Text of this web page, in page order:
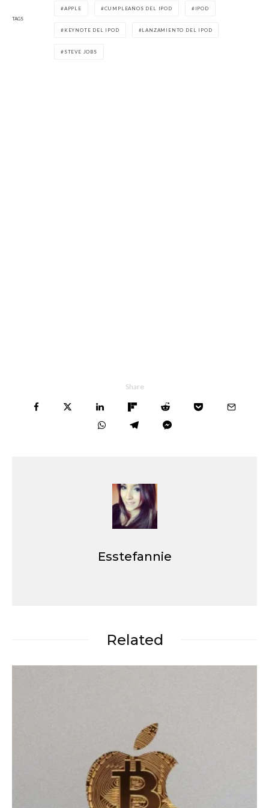
TAGS
APPLE CUMPLEAÑOS DEL IPOD IPOD
KEYNOTE DEL IPOD LANZAMIENTO DEL IPOD
STEVE JOBS
Share
Esstefannie
Related